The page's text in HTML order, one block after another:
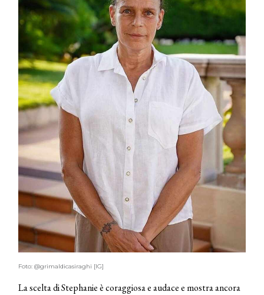
Foto: @grimaldicasiraghi [IG]
La scelta di Stephanie è coraggiosa e audace e mostra ancora